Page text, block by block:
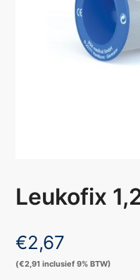
Leukofix
€2,67
(€2,91 inclusief 9% BTW)